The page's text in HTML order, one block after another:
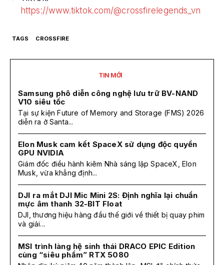
https://www.tiktok.com/@crossfirelegends_vn
TAGS CROSSFIRE
TIN MỚI
Samsung phô diễn công nghệ lưu trữ BV-NAND
V10 siêu tốc
Tại sự kiện Future of Memory and Storage (FMS) 2026
diễn ra ở Santa...
Elon Musk cam kết SpaceX sử dụng độc quyền
GPU NVIDIA
Giám đốc điều hành kiêm Nhà sáng lập SpaceX, Elon
Musk, vừa khẳng định...
DJI ra mắt DJI Mic Mini 2S: Định nghĩa lại chuẩn
mực âm thanh 32-BIT Float
DJI, thương hiệu hàng đầu thế giới về thiết bị quay phim
và giải...
MSI trình làng hệ sinh thái DRACO EPIC Edition
cùng “siêu phẩm” RTX 5080